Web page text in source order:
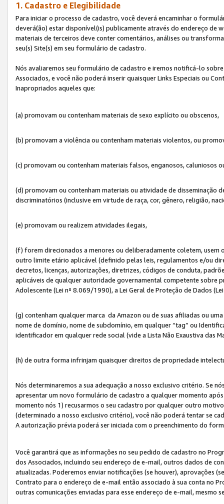
1. Cadastro e Elegibilidade
Para iniciar o processo de cadastro, você deverá encaminhar o
deverá(ão) estar disponível(is) publicamente através do endereço
materiais de terceiros deve conter comentários, análises ou
seu(s) Site(s) em seu formulário de cadastro.
Nós avaliaremos seu formulário de cadastro e iremos notificá-lo
Associados, e você não poderá inserir quaisquer Links Especiais ou
Inapropriados aqueles que:
(a) promovam ou contenham materiais de sexo explícito ou obscenos,
(b) promovam a violência ou contenham materiais violentos, ou
(c) promovam ou contenham materiais falsos, enganosos, caluniosos
(d) promovam ou contenham materiais ou atividade de disseminação
discriminatórios (inclusive em virtude de raça, cor, gênero, religião,
(e) promovam ou realizem atividades ilegais,
(f) forem direcionados a menores ou deliberadamente coletem, usem
outro limite etário aplicável (definido pelas leis, regulamentos e/ou
decretos, licenças, autorizações, diretrizes, códigos de conduta,
aplicáveis de qualquer autoridade governamental competente sobre
Adolescente (Lei nº 8.069/1990), a Lei Geral de Proteção de Dados
(g) contenham qualquer marca da Amazon ou de suas afiliadas ou
nome de domínio, nome de subdomínio, em qualquer “tag” ou
identificador em qualquer rede social (vide a Lista Não Exaustiva das
(h) de outra forma infrinjam quaisquer direitos de propriedade
Nós determinaremos a sua adequação a nosso exclusivo critério. Se
apresentar um novo formulário de cadastro a qualquer momento
momento nós 1) recusarmos o seu cadastro por qualquer outro
(determinado a nosso exclusivo critério), você não poderá tentar se
A autorização prévia poderá ser iniciada com o preenchimento do
Você garantirá que as informações no seu pedido de cadastro no
dos Associados, incluindo seu endereço de e-mail, outros dados de
atualizadas. Poderemos enviar notificações (se houver), aprovações
Contrato para o endereço de e-mail então associado à sua conta no
outras comunicações enviadas para esse endereço de e-mail,